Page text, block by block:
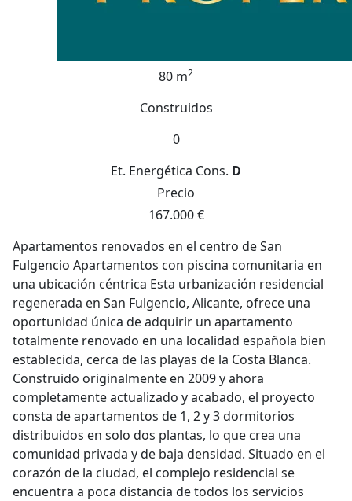
80 m2
Construidos
0
Et. Energética Cons. D
Precio
167.000 €
Apartamentos renovados en el centro de San
Fulgencio Apartamentos con piscina comunitaria en
una ubicación céntrica Esta urbanización residencial
regenerada en San Fulgencio, Alicante, ofrece una
oportunidad única de adquirir un apartamento
totalmente renovado en una localidad española bien
establecida, cerca de las playas de la Costa Blanca.
Construido originalmente en 2009 y ahora
completamente actualizado y acabado, el proyecto
consta de apartamentos de 1, 2 y 3 dormitorios
distribuidos en solo dos plantas, lo que crea una
comunidad privada y de baja densidad. Situado en el
corazón de la ciudad, el complejo residencial se
encuentra a poca distancia de todos los servicios